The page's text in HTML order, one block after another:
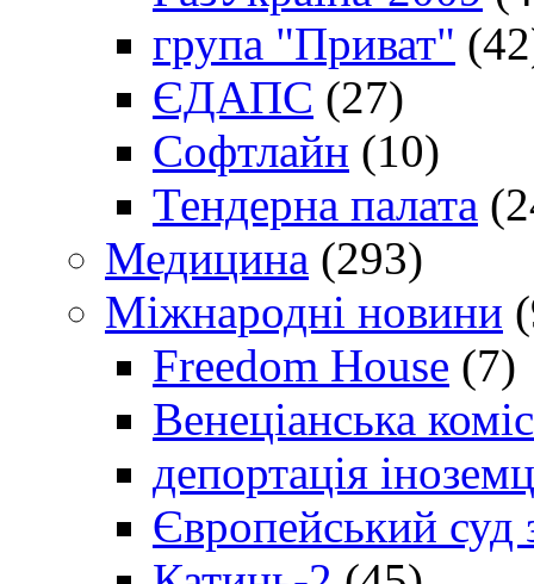
група "Приват"
ЄДАПС (27)
Софтлайн (10)
Тендерна палата
Медицина (293)
Міжнародні новини
Freedom House (7)
Венеціанська
депортація
Європейський